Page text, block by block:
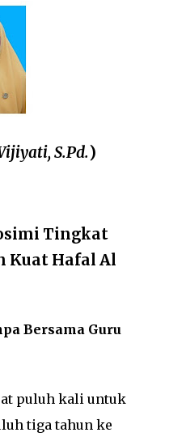
S.Pd.)
Tingkat
Kuat Hafal Al
Bersama Guru
puluh kali untuk
tiga tahun ke